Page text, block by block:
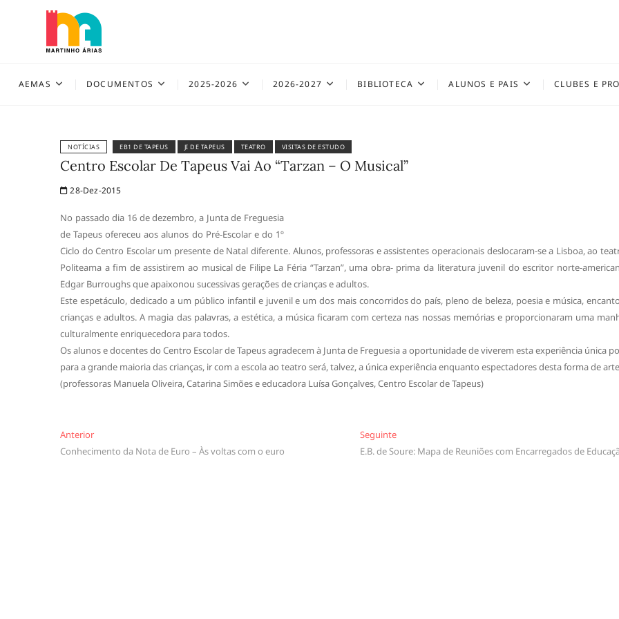
AEMAS DOCUMENTOS 2025-2026 2026-2027 BIBLIOTECA ALUNOS E PAIS CLUBES E
NOTÍCIAS EB1 DE TAPEUS JI DE TAPEUS TEATRO VISITAS DE ESTUDO
Centro Escolar De Tapeus Vai Ao “Tarzan – O Musical”
28-Dez-2015
No passado dia 16 de dezembro, a Junta de Freguesia
de Tapeus ofereceu aos alunos do Pré-Escolar e do 1º
Ciclo do Centro Escolar um presente de Natal diferente. Alunos, professoras e assistentes operacionais deslocaram-se a Lisboa, ao
Politeama a fim de assistirem ao musical de Filipe La Féria “Tarzan”, uma obra- prima da literatura juvenil do escritor norte-
Edgar Burroughs que apaixonou sucessivas gerações de crianças e adultos.
Este espetáculo, dedicado a um público infantil e juvenil e um dos mais concorridos do país, pleno de beleza, poesia e música,
crianças e adultos. A magia das palavras, a estética, a música ficaram com certeza nas nossas memórias e proporcionaram uma
culturalmente enriquecedora para todos.
Os alunos e docentes do Centro Escolar de Tapeus agradecem à Junta de Freguesia a oportunidade de viverem esta experiência única
para a grande maioria das crianças, ir com a escola ao teatro será, talvez, a única experiência enquanto espectadores desta forma de
(professoras Manuela Oliveira, Catarina Simões e educadora Luísa Gonçalves, Centro Escolar de Tapeus)
Navegação
de
AnteriorAnterior
Conhecimento da Nota de Euro – Às voltas com o euro
SeguinteSeguinte
E.B. de Soure: Mapa de Reuniões com Encarregados de